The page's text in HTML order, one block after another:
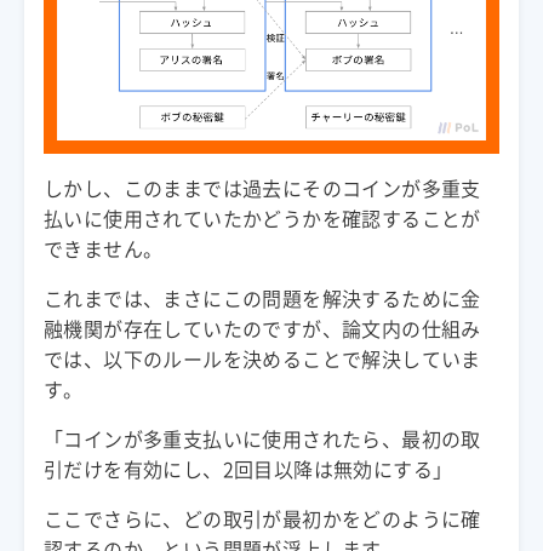
しかし、このままでは過去にそのコインが多重支
払いに使用されていたかどうかを確認することが
これまでは、まさにこの問題を解決するために金
融機関が存在していたのですが、論文内の仕組み
では、以下のルールを決めることで解決していま
「コインが多重支払いに使用されたら、最初の取
引だけを有効にし、2回目以降は無効にする」
ここでさらに、どの取引が最初かをどのように確